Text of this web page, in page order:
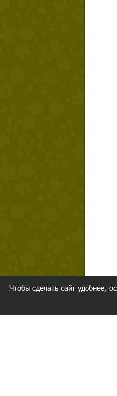
Чтобы сделать сайт удобнее,